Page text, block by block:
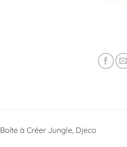
Boîte à Créer Jungle, Djeco